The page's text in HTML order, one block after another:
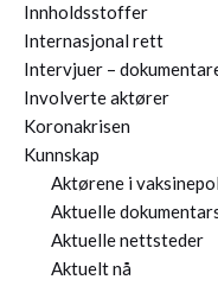
Innholdsstoffer
Internasjonal rett
Intervjuer –
Involverte aktører
Koronakrisen
Kunnskap
Aktørene i
Aktuelle
Aktuelle nettsteder
Aktuelt nå